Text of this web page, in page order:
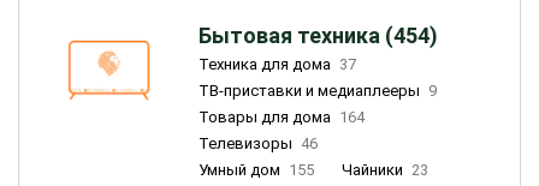
Бытовая техника (454)
Техника для дома 37
ТВ-приставки и медиаплееры 9
Товары для дома 164
Телевизоры 46
Умный дом 155 Чайники 23